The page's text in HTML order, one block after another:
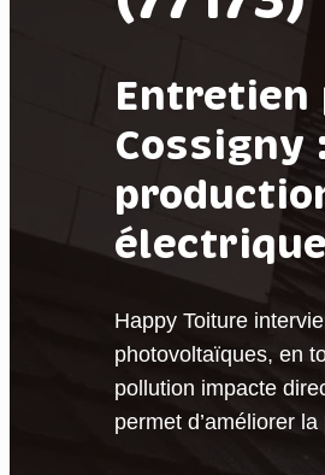
Entretien
Cossigny
électrique
Happy Toiture
photovoltaïques, en
pollution impacte
permet d’améliorer